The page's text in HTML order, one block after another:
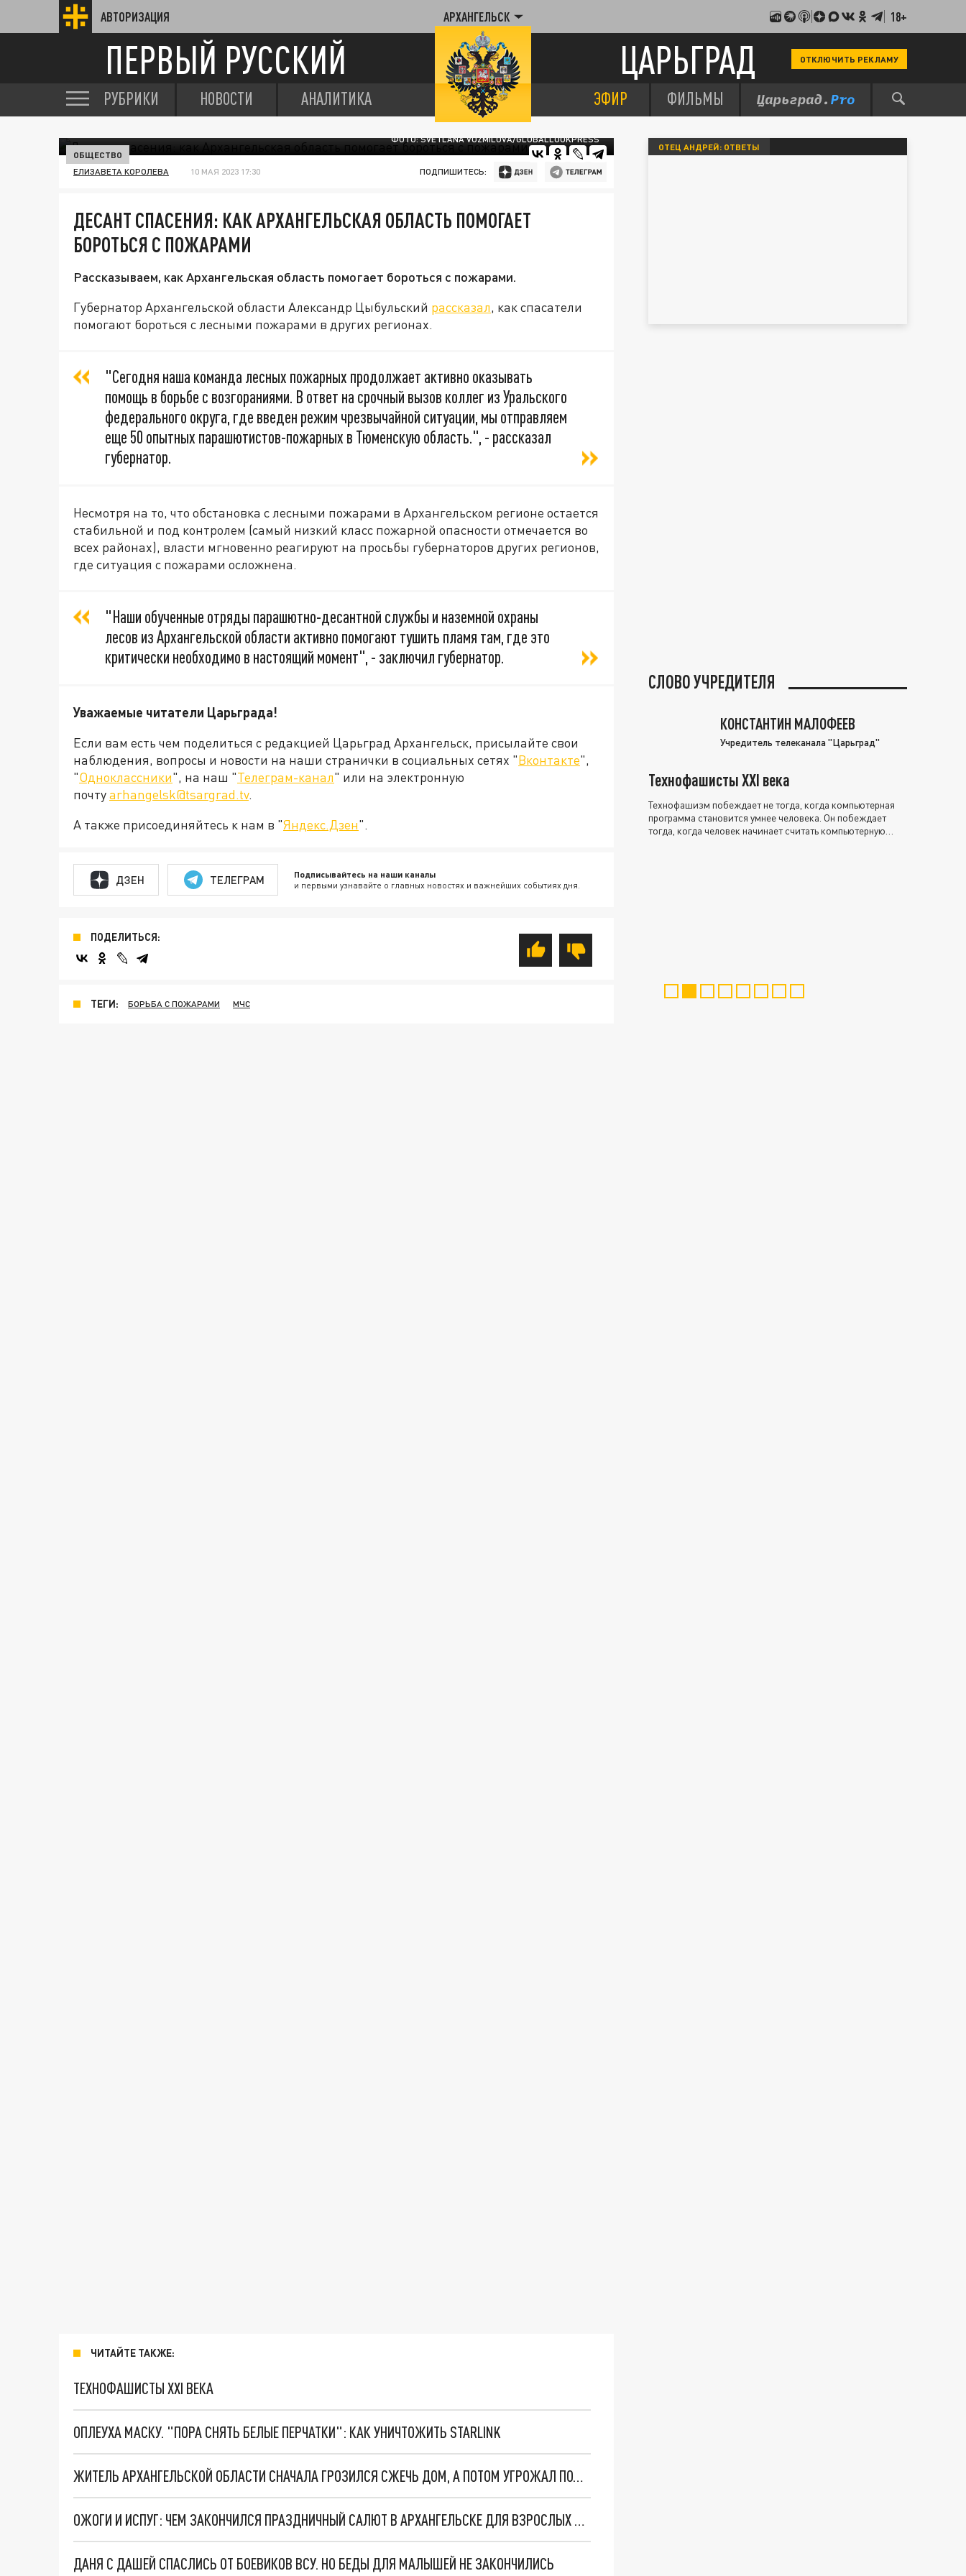
АВТОРИЗАЦИЯ АРХАНГЕЛЬСК 18+
ПЕРВЫЙ РУССКИЙ ЦАРЬГРАД ОТКЛЮЧИТЬ РЕКЛАМУ
РУБРИКИ НОВОСТИ АНАЛИТИКА ЭФИР ФИЛЬМЫ
ФОТО: SVETLANA VOZMILOVA/GLOBALLOOKPRESS
ОБЩЕСТВО
ЕЛИЗАВЕТА КОРОЛЕВА 10 МАЯ 2023 17:30 ПОДПИШИТЕСЬ:
ДЕСАНТ СПАСЕНИЯ: КАК АРХАНГЕЛЬСКАЯ ОБЛАСТЬ ПОМОГАЕТ
БОРОТЬСЯ С ПОЖАРАМИ
Рассказываем, как Архангельская область помогает бороться с пожарами.
Губернатор Архангельской области Александр Цыбульский рассказал, как спасатели
помогают бороться с лесными пожарами в других регионах.
"Сегодня наша команда лесных пожарных продолжает активно оказывать
помощь в борьбе с возгораниями. В ответ на срочный вызов коллег из Уральского
федерального округа, где введен режим чрезвычайной ситуации, мы отправляем
еще 50 опытных парашютистов-пожарных в Тюменскую область.", - рассказал
губернатор.
Несмотря на то, что обстановка с лесными пожарами в Архангельском регионе остается
стабильной и под контролем (самый низкий класс пожарной опасности отмечается во
всех районах), власти мгновенно реагируют на просьбы губернаторов других регионов,
где ситуация с пожарами осложнена.
"Наши обученные отряды парашютно-десантной службы и наземной охраны
лесов из Архангельской области активно помогают тушить пламя там, где это
критически необходимо в настоящий момент", - заключил губернатор.
Уважаемые читатели Царьграда!
Если вам есть чем поделиться с редакцией Царьград Архангельск, присылайте свои
наблюдения, вопросы и новости на наши странички в социальных сетях "Вконтакте",
"Одноклассники", на наш "Телеграм-канал" или на электронную
почтуarhangelsk@tsargrad.tv.
А также присоединяйтесь к нам в "Яндекс.Дзен".
ДЗЕН ТЕЛЕГРАМ Подписывайтесь на наши каналы
и первыми узнавайте о главных новостях и важнейших событиях дня.
ПОДЕЛИТЬСЯ:
ТЕГИ: БОРЬБА С ПОЖАРАМИ МЧС
ЧИТАЙТЕ ТАКЖЕ:
ТЕХНОФАШИСТЫ XXI ВЕКА
ОПЛЕУХА МАСКУ. "ПОРА СНЯТЬ БЕЛЫЕ ПЕРЧАТКИ": КАК УНИЧТОЖИТЬ STARLINK
ЖИТЕЛЬ АРХАНГЕЛЬСКОЙ ОБЛАСТИ СНАЧАЛА ГРОЗИЛСЯ СЖЕЧЬ ДОМ, А ПОТОМ УГРОЖАЛ ПОЛИЦЕЙСКОМУ
ОЖОГИ И ИСПУГ: ЧЕМ ЗАКОНЧИЛСЯ ПРАЗДНИЧНЫЙ САЛЮТ В АРХАНГЕЛЬСКЕ ДЛЯ ВЗРОСЛЫХ И ДЕТЕЙ
ДАНЯ С ДАШЕЙ СПАСЛИСЬ ОТ БОЕВИКОВ ВСУ. НО БЕДЫ ДЛЯ МАЛЫШЕЙ НЕ ЗАКОНЧИЛИСЬ
ОТЕЦ АНДРЕЙ: ОТВЕТЫ
СЛОВО УЧРЕДИТЕЛЯ
КОНСТАНТИН МАЛОФЕЕВ
Учредитель телеканала "Царьград"
Технофашисты XXI века
Технофашизм побеждает не тогда, когда компьютерная
программа становится умнее человека. Он побеждает
тогда, когда человек начинает считать компьютерную